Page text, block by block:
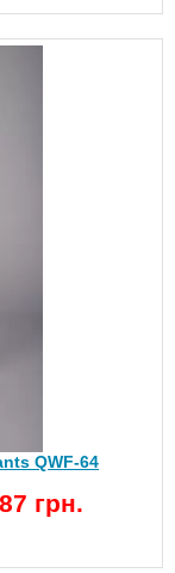
QWF-64
грн.